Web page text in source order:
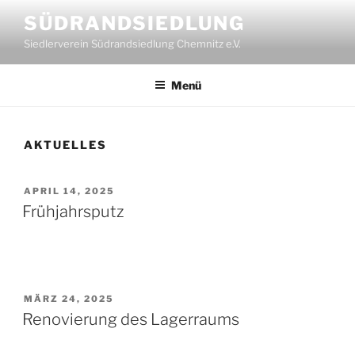
Inhalt
springen
SÜDRANDSIEDLUNG
Siedlerverein Südrandsiedlung Chemnitz e.V.
Menü
AKTUELLES
VERÖFFENTLICHT
AM
APRIL 14, 2025
Frühjahrsputz
VERÖFFENTLICHT
AM
MÄRZ 24, 2025
Renovierung des Lagerraums